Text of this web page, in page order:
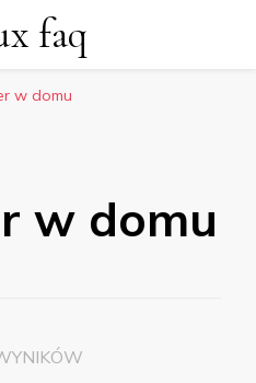
faq
w domu
w domu